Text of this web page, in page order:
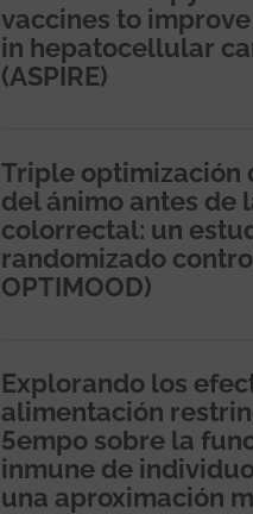
vaccines to
in hepatocellular
(ASPIRE)
Triple optimización
del ánimo antes de
colorrectal: un
randomizado
OPTIMOOD)
Explorando los
alimentación
5empo sobre la
inmune de
una aproximación